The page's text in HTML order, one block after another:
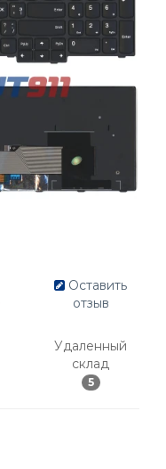
Оставить
отзыв
Удаленный
склад
5